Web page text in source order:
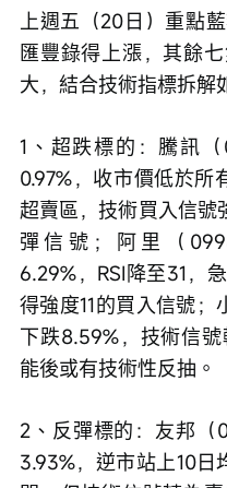
上週五（20日）重點
匯豐錄得上漲，其餘
大，結合技術指標拆解
1、超跌標的：騰訊
0.97%，收市價低於所
超賣區，技術買入信號
彈信號；阿里（
6.29%，RSI降至31，
得強度11的買入信號；
下跌8.59%，技術信
能後或有技術性反抽。
2、反彈標的：友邦（
3.93%，逆市站上10日